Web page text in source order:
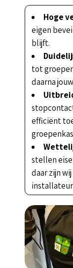
Hoge
eigen
blijft.
tot
daarna
efficiënt
stellen
daar zijn